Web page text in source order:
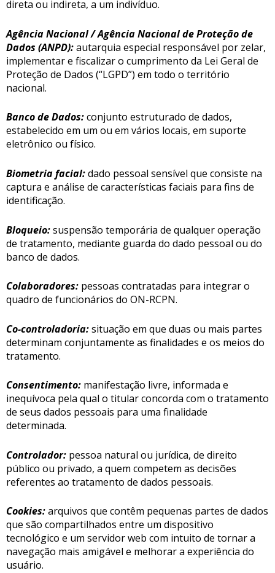
direta ou indireta, a um indivíduo.
Agência Nacional / Agência Nacional de Proteção de
Dados (ANPD):autarquia especial responsável por zelar,
implementar e fiscalizar o cumprimento da Lei Geral de
Proteção de Dados (“LGPD”) em todo o território
nacional.
Banco de Dados:conjunto estruturado de dados,
estabelecido em um ou em vários locais, em suporte
eletrônico ou físico.
Biometria facial:dado pessoal sensível que consiste na
captura e análise de características faciais para fins de
identificação.
Bloqueio:suspensão temporária de qualquer operação
de tratamento, mediante guarda do dado pessoal ou do
banco de dados.
Colaboradores: pessoas contratadas para integrar o
quadro de funcionários do ON-RCPN.
Co‑controladoria:situação em que duas ou mais partes
determinam conjuntamente as finalidades e os meios do
tratamento.
Consentimento: manifestação livre, informada e
inequívoca pela qual o titular concorda com o tratamento
de seus dados pessoais para uma finalidade
determinada.
Controlador: pessoa natural ou jurídica, de direito
público ou privado, a quem competem as decisões
referentes ao tratamento de dados pessoais.
Cookies:arquivos que contêm pequenas partes de dados
que são compartilhados entre um dispositivo
tecnológico e um servidor web com intuito de tornar a
navegação mais amigável e melhorar a experiência do
usuário.